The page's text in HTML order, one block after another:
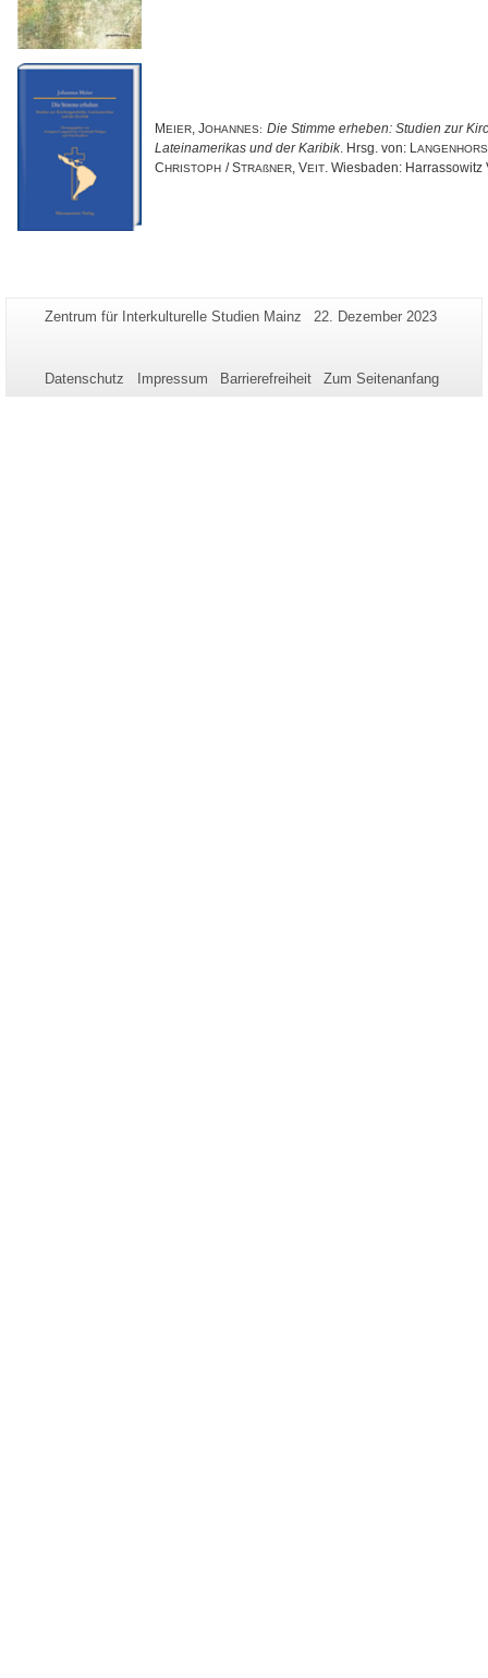
MEIER , JOHANNES: Die Stimme erheben: Studien zur
Lateinamerikas und der Karibik. Hrsg. von: L
CHRISTOPH / STRAßNER , VEIT . Wiesbaden:
Zusätzliche
dieser
Seiten-
Zentrum für Interkulturelle Studien Mainz
Letzte
22. Dezember 2023
Datenschutz Impressum Barrierefreiheit Zum Seitenanfang